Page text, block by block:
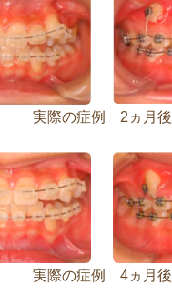
実際の症例 2ヵ月後
実際の症例 4ヵ月後